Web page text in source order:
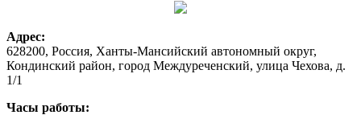
Адрес:
628200, Россия, Ханты-Мансийский автономный округ,
Кондинский район, город Междуреченский, улица Чехова, д.
1/1
Часы работы: